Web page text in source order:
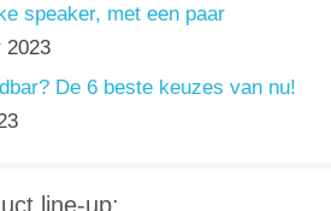
speaker, met een paar
2023
De 6 beste keuzes van nu!
line-up: